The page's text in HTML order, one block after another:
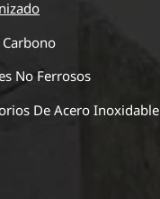
No Ferrosos
De Acero Inoxidable